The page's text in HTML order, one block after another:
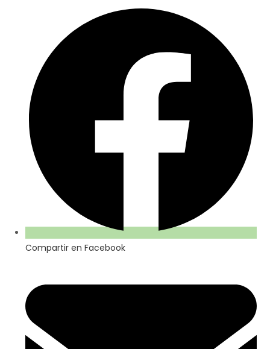
Compartir en Facebook